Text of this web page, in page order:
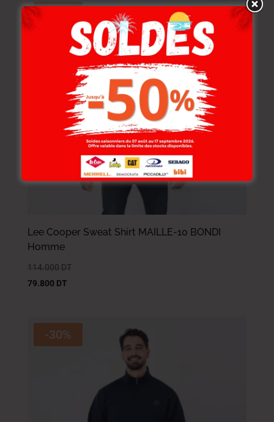
Lee Cooper Sweat Shirt MAILLE-10 BONDI
Homme
114.000 DT
79.800 DT
-30%